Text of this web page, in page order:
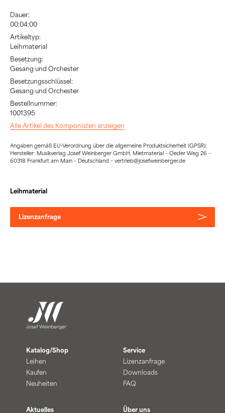
Dauer:
00:04:00
Artikeltyp:
Leihmaterial
Besetzung:
Gesang und Orchester
Besetzungsschlüssel:
Gesang und Orchester
Bestellnummer:
1001395
Alle Artikel des Komponisten anzeigen
Angaben gemäß EU-Verordnung über die allgemeine Produktsicherheit (GPSR):
Hersteller: Musikverlag Josef Weinberger GmbH, Mietmaterial – Oeder Weg 26 –
60318 Frankfurt am Main – Deutschland – vertrieb@josefweinberger.de
Leihmaterial
Lizenzanfrage
Katalog/Shop
Leihen
Kaufen
Neuheiten
Service
Lizenzanfrage
Downloads
FAQ
Aktuelles Über uns